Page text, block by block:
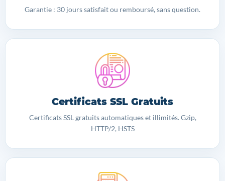
Garantie : 30 jours satisfait ou remboursé, sans question.
Certificats SSL Gratuits
Certificats SSL gratuits automatiques et illimités. Gzip,
HTTP/2, HSTS